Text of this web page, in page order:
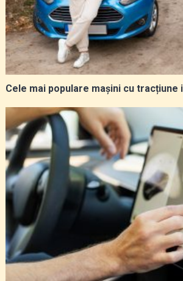
Cele mai populare mașini cu tracțiune